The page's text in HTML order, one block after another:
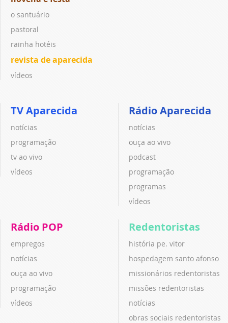
o santuário
pastoral
rainha hotéis
revista de aparecida
vídeos
TV Aparecida
notícias
programação
tv ao vivo
vídeos
Rádio Aparecida
notícias
ouça ao vivo
podcast
programação
programas
vídeos
Rádio POP
empregos
notícias
ouça ao vivo
programação
vídeos
Redentoristas
história pe. vitor
hospedagem santo afonso
missionários redentoristas
missões redentoristas
notícias
obras sociais redentoristas